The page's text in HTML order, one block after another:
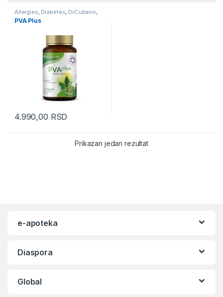
Allergies Diabetes DrCubano
Herpes Immunity Rheumatism
and Pain,Vitamins-and-Minerals
PVA Plus
4.990,00 RSD
Prikazan jedan rezultat
e-apoteka
Diaspora
Global